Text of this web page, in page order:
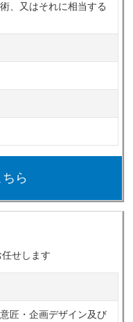
、又はそれに相当する
ら
せします
匠・企画デザイン及び